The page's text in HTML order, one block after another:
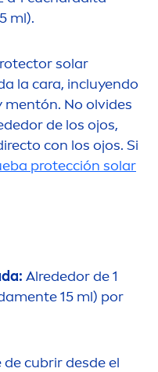
ml).
or solar
la cara, incluyendo
mentón. No olvides
de los ojos,
con los ojos. Si
protección solar
Alrededor de 1
mente 15 ml) por
cubrir desde el